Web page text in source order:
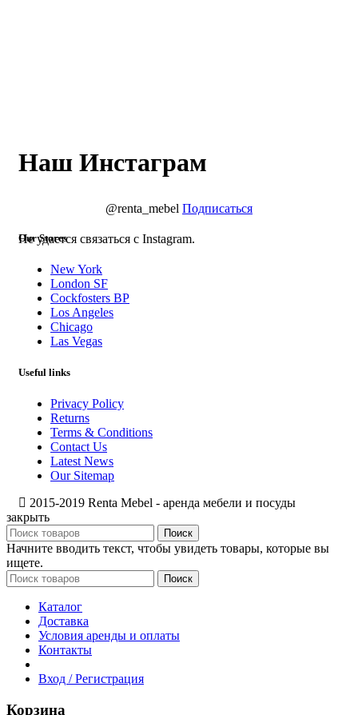
Наш Инстаграм
@renta_mebel Подписаться
Не удается связаться с Instagram.
Our Stores
New York
London SF
Cockfosters BP
Los Angeles
Chicago
Las Vegas
Useful links
Privacy Policy
Returns
Terms & Conditions
Contact Us
Latest News
Our Sitemap
2015-2019 Renta Mebel - аренда мебели и посуды
закрыть
Поиск
Начните вводить текст, чтобы увидеть товары, которые вы
ищете.
Поиск
Каталог
Доставка
Условия аренды и оплаты
Контакты
Вход / Регистрация
Корзина